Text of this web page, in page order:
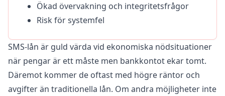
Ökad övervakning och integritetsfrågor
Risk för systemfel
SMS-lån är guld värda vid ekonomiska nödsituationer
när pengar är ett måste men bankkontot ekar tomt.
Däremot kommer de oftast med högre räntor och
avgifter än traditionella lån. Om andra möjligheter inte